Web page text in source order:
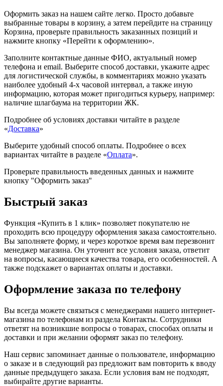
Оформить заказ на нашем сайте легко. Просто добавьте
выбранные товары в корзину, а затем перейдите на страницу
Корзина, проверьте правильность заказанных позиций и
нажмите кнопку «Перейти к оформлению».
Заполните контактные данные ФИО, актуальный номер
телефона и email. Выберите способ доставки, укажите адрес
для логистической службы, в комментариях можно указать
наиболее удобный 4-х часовой интервал, а также иную
информацию, которая может пригодиться курьеру, например:
наличие шлагбаума на территории ЖК.
Подробнее об условиях доставки читайте в разделе
«Доставка»
Выберите удобный способ оплаты. Подробнее о всех
вариантах читайте в разделе «Оплата».
Проверьте правильность введенных данных и нажмите
кнопку "Оформить заказ"
Быстрый заказ
Функция «Купить в 1 клик» позволяет покупателю не
проходить всю процедуру оформления заказа самостоятельно.
Вы заполняете форму, и через короткое время вам перезвонит
менеджер магазина. Он уточнит все условия заказа, ответит
на вопросы, касающиеся качества товара, его особенностей. А
также подскажет о вариантах оплаты и доставки.
Оформление заказа по телефону
Вы всегда можете связаться с менеджерами нашего интернет-
магазина по телефонам из раздела Контакты. Сотрудники
ответят на возникшие вопросы о товарах, способах оплаты и
доставки и при желании оформят заказ по телефону.
Наш сервис запоминает данные о пользователе, информацию
о заказе и в следующий раз предложит вам повторить к вводу
данные предыдущего заказа. Если условия вам не подходят,
выбирайте другие варианты.